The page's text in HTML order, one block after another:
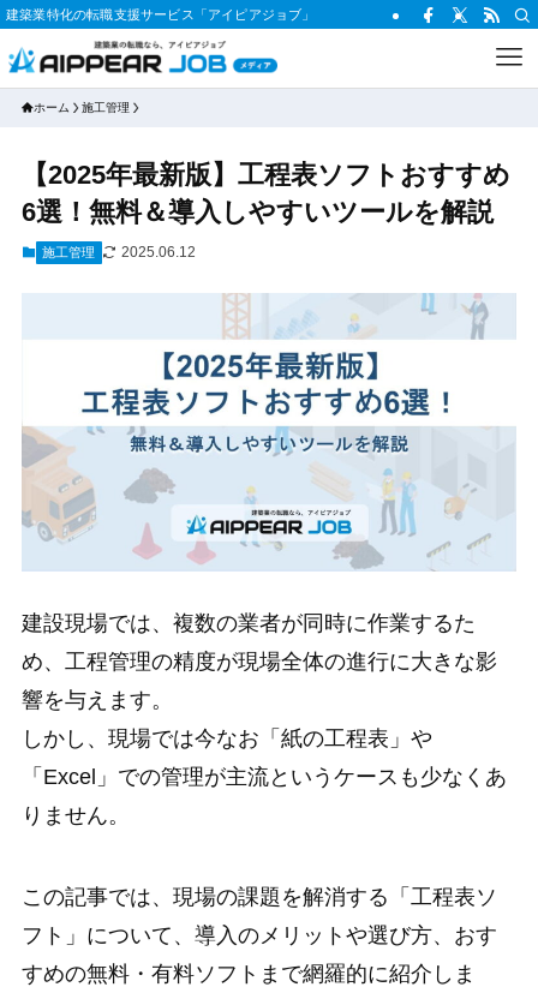
建築業特化の転職支援サービス「アイピアジョブ」
ホーム 施工管理
【2025年最新版】工程表ソフトおすすめ
6選！無料＆導入しやすいツールを解説
施工管理 2025.06.12
建設現場では、複数の業者が同時に作業するた
め、工程管理の精度が現場全体の進行に大きな影
響を与えます。
しかし、現場では今なお「紙の工程表」や
「Excel」での管理が主流というケースも少なくあ
りません。
この記事では、現場の課題を解消する「工程表ソ
フト」について、導入のメリットや選び方、おす
すめの無料・有料ソフトまで網羅的に紹介しま